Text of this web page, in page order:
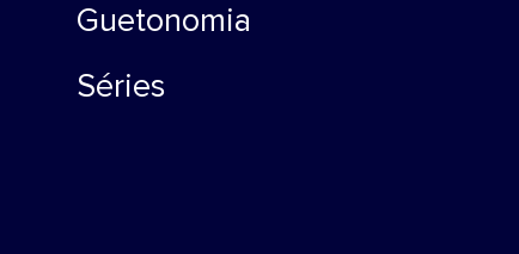
Guetonomia
Séries